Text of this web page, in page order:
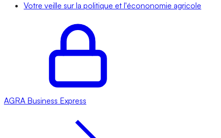
Votre veille sur la politique et l'écononomie agricole
AGRA Business Express